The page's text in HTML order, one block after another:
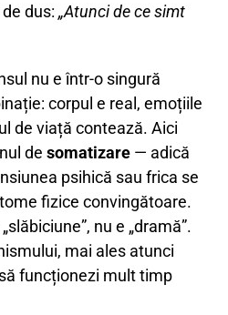
dus: „Atunci de ce simt
nu e într-o singură
corpul e real, emoțiile
de viață contează. Aici
de somatizare — adică
psihică sau frica se
fizice convingătoare.
nu e „dramă”.
mai ales atunci
funcționezi mult timp